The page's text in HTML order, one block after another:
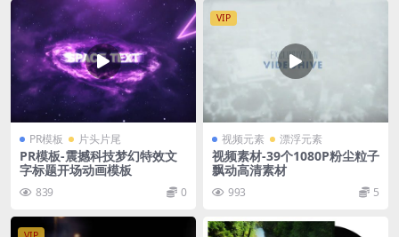
PR模板 片头片尾
PR模板-震撼科技梦幻特效文
字标题开场动画模板
839 0
VIP
视频元素 漂浮元素
视频素材-39个1080P粉尘粒子
飘动高清素材
993 5